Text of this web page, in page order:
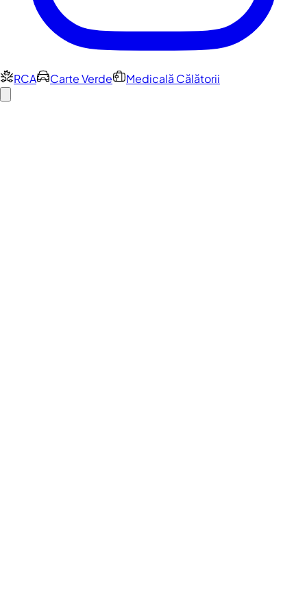
RCA Carte Verde Medicală Călătorii